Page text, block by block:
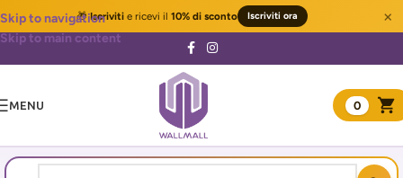
🎁Iscrivitie ricevi il 10% di sconto Iscriviti ora ×
Skip to navigation
Skip to main content
MENU 0